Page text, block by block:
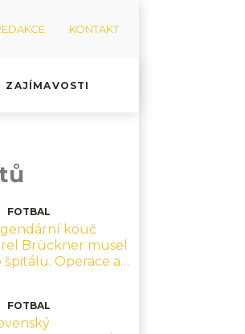
KONTAKT
ZAJÍMAVOSTI
FOTBAL
kouč
Brückner musel
špitálu. Operace a
FOTBAL